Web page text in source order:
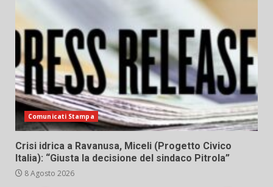
Comunicati Stampa
Crisi idrica a Ravanusa, Miceli (Progetto Civico
Italia): “Giusta la decisione del sindaco Pitrola”
8 Agosto 2026